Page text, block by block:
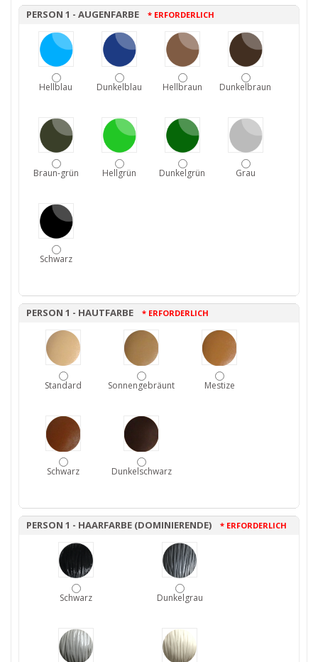
PERSON 1 - AUGENFARBE * ERFORDERLICH
Hellblau Dunkelblau Hellbraun Dunkelbraun
Braun-grün Hellgrün Dunkelgrün Grau
Schwarz
PERSON 1 - HAUTFARBE * ERFORDERLICH
Standard Sonnengebräunt Mestize
Schwarz Dunkelschwarz
PERSON 1 - HAARFARBE (DOMINIERENDE) * ERFORDERLICH
Schwarz Dunkelgrau